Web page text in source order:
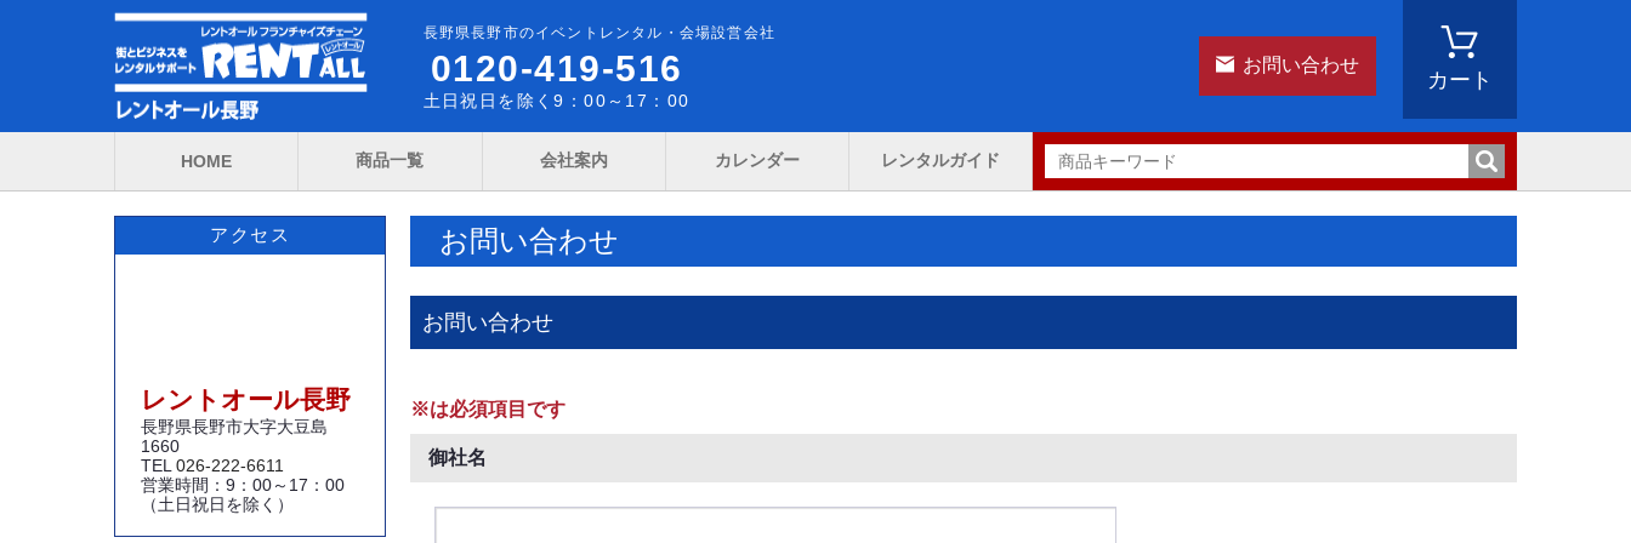
長野県長野市のイベントレンタル・会場設営会社
0120-419-516
土日祝日を除く9：00～17：00
お問い合わせ
カート
HOME 商品一覧 会社案内 カレンダー レンタルガイド
アクセス
レントオール長野
長野県長野市大字大豆島
1660
TEL 026-222-6611
営業時間：9：00～17：00
（土日祝日を除く）
お問い合わせ
お問い合わせ
※は必須項目です
御社名